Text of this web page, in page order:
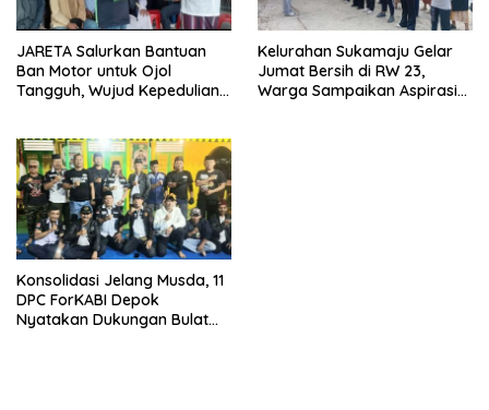
JARETA Salurkan Bantuan
Ban Motor untuk Ojol
Tangguh, Wujud Kepedulian
Kelurahan Sukamaju Gelar
Jumat Bersih di RW 23,
Warga Sampaikan Aspirasi
Konsolidasi Jelang Musda, 11
DPC ForKABI Depok
Nyatakan Dukungan Bulat